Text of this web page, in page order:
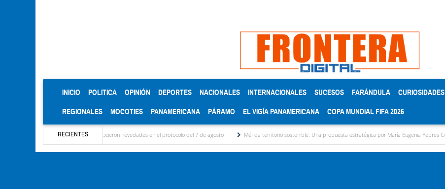
INICIO (CURRENT)
POLITICA OPINIÓN DEPORTES NACIONALES INTERNACIONALES SUCESOS FARÁNDULA CURIOSIDADES
REGIONALES MOCOTIES PANAMERICANA PÁRAMO EL VIGÍA PANAMERICANA COPA MUNDIAL FIFA 2026
RECIENTES
las delegaciones y se conocieron novedades en el protocolo del 7 de agosto Mérida territorio sostenible: Una propuesta estratégica por María Eugenia Febres Cordero R.